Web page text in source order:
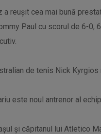
a reuşit cea mai bună
Paul cu scorul de 6-0,
de tenis Nick
este noul antrenor al
şi căpitanul lui Atletico